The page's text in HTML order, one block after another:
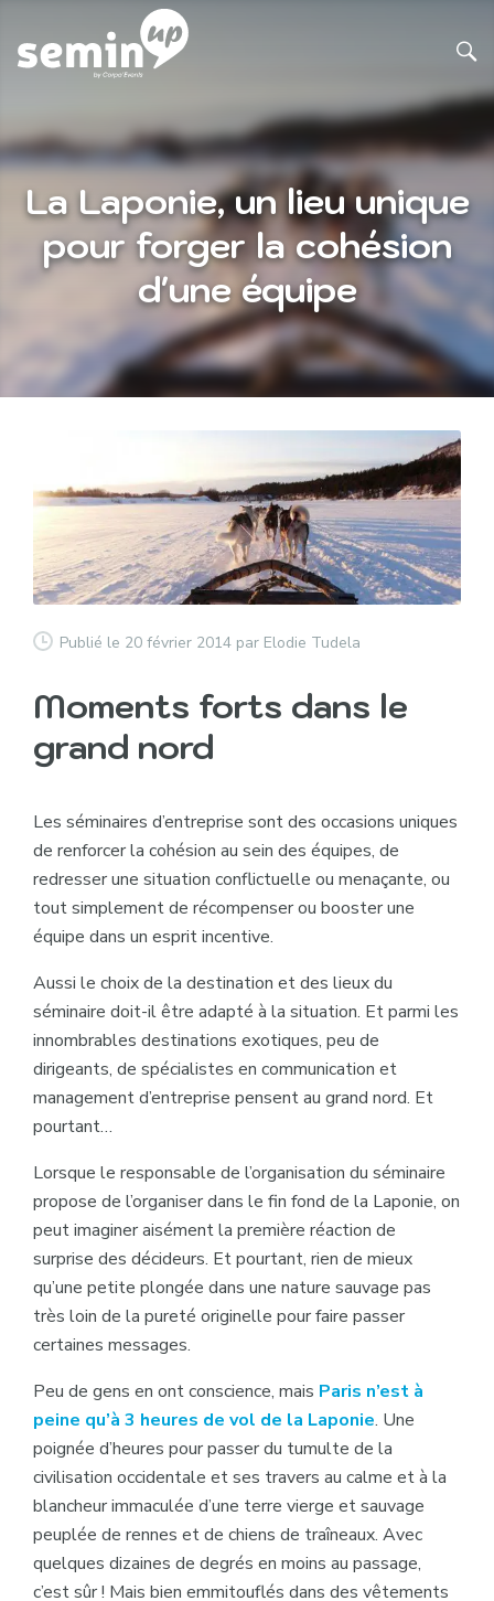
La Laponie, un lieu unique
pour forger la cohésion
d'une équipe
Publié le 20 février 2014 par Elodie Tudela
Moments forts dans le
grand nord
Les séminaires d’entreprise sont des occasions uniques
de renforcer la cohésion au sein des équipes, de
redresser une situation conflictuelle ou menaçante, ou
tout simplement de récompenser ou booster une
équipe dans un esprit incentive.
Aussi le choix de la destination et des lieux du
séminaire doit-il être adapté à la situation. Et parmi les
innombrables destinations exotiques, peu de
dirigeants, de spécialistes en communication et
management d’entreprise pensent au grand nord. Et
pourtant…
Lorsque le responsable de l’organisation du séminaire
propose de l’organiser dans le fin fond de la Laponie, on
peut imaginer aisément la première réaction de
surprise des décideurs. Et pourtant, rien de mieux
qu’une petite plongée dans une nature sauvage pas
très loin de la pureté originelle pour faire passer
certaines messages.
Peu de gens en ont conscience, mais Paris n’est à
peine qu’à 3 heures de vol de la Laponie. Une
poignée d’heures pour passer du tumulte de la
civilisation occidentale et ses travers au calme et à la
blancheur immaculée d’une terre vierge et sauvage
peuplée de rennes et de chiens de traîneaux. Avec
quelques dizaines de degrés en moins au passage,
c’est sûr ! Mais bien emmitouflés dans des vêtements